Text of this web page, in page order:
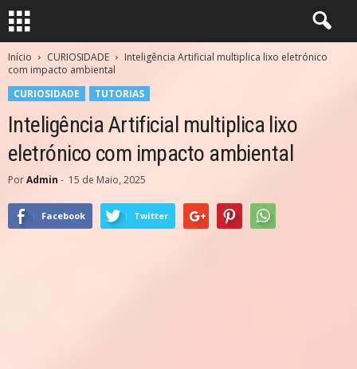
Início CURIOSIDADE
Inteligência Artificial multiplica lixo eletrónico
com impacto ambiental
CURIOSIDADE
TUTORIAS
Inteligência Artificial multiplica lixo
eletrónico com impacto ambiental
PorAdmin - 15 de Maio, 2025
Facebook Twitter